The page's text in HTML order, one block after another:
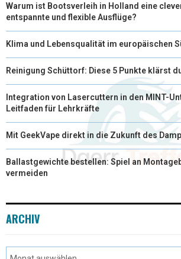
Warum ist Bootsverleih in Holland eine
entspannte und flexible Ausflüge?
Klima und Lebensqualität im europäischen
Reinigung Schüttorf: Diese 5 Punkte klärst
Integration von Lasercuttern in den MINT-
Leitfaden für Lehrkräfte
Mit GeekVape direkt in die Zukunft des
Ballastgewichte bestellen: Spiel an
vermeiden
ARCHIV